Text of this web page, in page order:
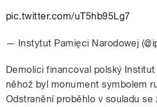
pic.twitter.com/uT5hb95Lg7
— Instytut Pamięci Narodowej
Demolici financoval polský
něhož byl monument symbolem
Odstranění proběhlo v souladu se